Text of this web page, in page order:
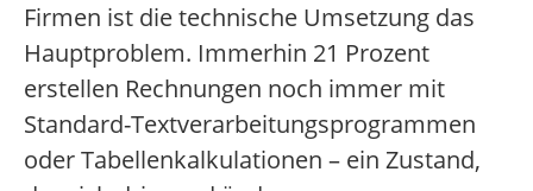
Firmen ist die technische Umsetzung das
Hauptproblem. Immerhin 21 Prozent
erstellen Rechnungen noch immer mit
Standard-Textverarbeitungsprogrammen
oder Tabellenkalkulationen – ein Zustand,